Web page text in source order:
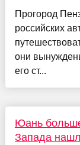
Прогород
российских
они
его ст...
Юань
Запада